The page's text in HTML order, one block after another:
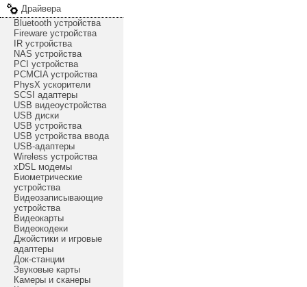
Драйвера
Bluetooth устройства
Fireware устройства
IR устройства
NAS устройства
PCI устройства
PCMCIA устройства
PhysX ускорители
SCSI адаптеры
USB видеоустройства
USB диски
USB устройства
USB устройства ввода
USB-адаптеры
Wireless устройства
xDSL модемы
Биометрические
устройства
Видеозаписывающие
устройства
Видеокарты
Видеокодеки
Джойстики и игровые
адаптеры
Док-станции
Звуковые карты
Камеры и сканеры